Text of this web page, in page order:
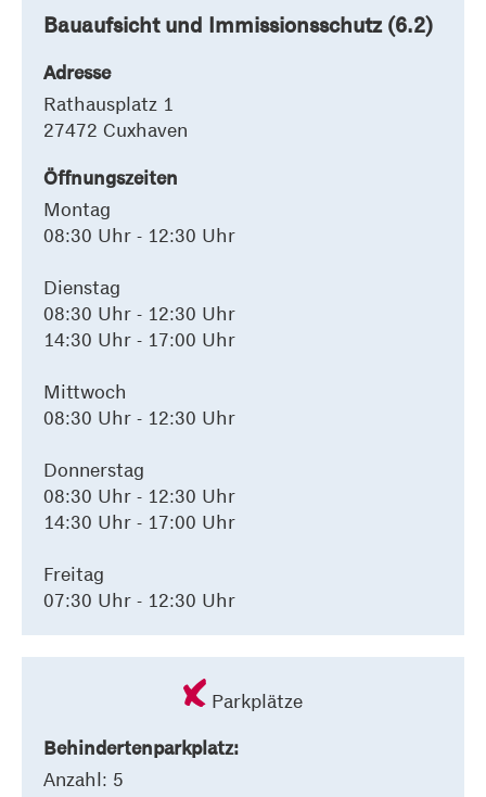
Bauaufsicht und Immissionsschutz (6.2)
Adresse
Rathausplatz 1
27472 Cuxhaven
Öffnungszeiten
Montag
08:30 Uhr - 12:30 Uhr
Dienstag
08:30 Uhr - 12:30 Uhr
14:30 Uhr - 17:00 Uhr
Mittwoch
08:30 Uhr - 12:30 Uhr
Donnerstag
08:30 Uhr - 12:30 Uhr
14:30 Uhr - 17:00 Uhr
Freitag
07:30 Uhr - 12:30 Uhr
Parkplätze
Behindertenparkplatz:
Anzahl: 5